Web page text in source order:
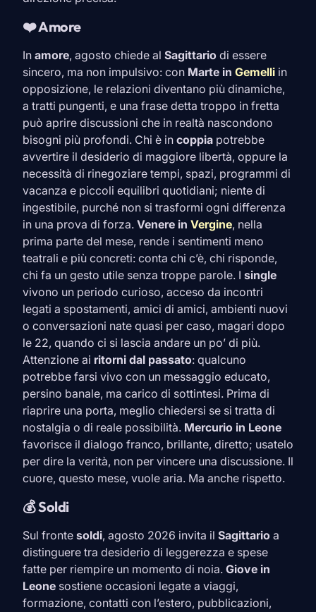
❤️ Amore
In amore, agosto chiede al Sagittario di essere
sincero, ma non impulsivo: con Marte in Gemelli in
opposizione, le relazioni diventano più dinamiche,
a tratti pungenti, e una frase detta troppo in fretta
può aprire discussioni che in realtà nascondono
bisogni più profondi. Chi è in coppia potrebbe
avvertire il desiderio di maggiore libertà, oppure la
necessità di rinegoziare tempi, spazi, programmi di
vacanza e piccoli equilibri quotidiani; niente di
ingestibile, purché non si trasformi ogni differenza
in una prova di forza. Venere in Vergine, nella
prima parte del mese, rende i sentimenti meno
teatrali e più concreti: conta chi c’è, chi risponde,
chi fa un gesto utile senza troppe parole. I single
vivono un periodo curioso, acceso da incontri
legati a spostamenti, amici di amici, ambienti nuovi
o conversazioni nate quasi per caso, magari dopo
le 22, quando ci si lascia andare un po’ di più.
Attenzione ai ritorni dal passato: qualcuno
potrebbe farsi vivo con un messaggio educato,
persino banale, ma carico di sottintesi. Prima di
riaprire una porta, meglio chiedersi se si tratta di
nostalgia o di reale possibilità. Mercurio in Leone
favorisce il dialogo franco, brillante, diretto; usatelo
per dire la verità, non per vincere una discussione. Il
cuore, questo mese, vuole aria. Ma anche rispetto.
💰 Soldi
Sul fronte soldi, agosto 2026 invita il Sagittario a
distinguere tra desiderio di leggerezza e spese
fatte per riempire un momento di noia. Giove in
Leone sostiene occasioni legate a viaggi,
formazione, contatti con l’estero, pubblicazioni,